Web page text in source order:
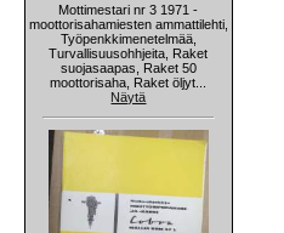
Mottimestari nr 3 1971 -
moottorisahamiesten ammattilehti,
Työpenkkimenetelmää,
Turvallisuusohhjeita, Raket
suojasaapas, Raket 50
moottorisaha, Raket öljyt...
Näytä